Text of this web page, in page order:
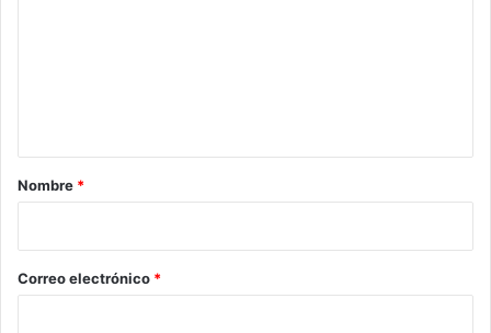
r
*
Nombre *
Correo electrónico *